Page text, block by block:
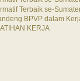
Terbaik se-
BPVP dalam
KERJA